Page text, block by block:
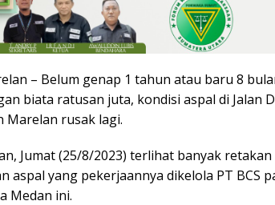
– Belum genap 1 tahun atau baru 8
biata ratusan juta, kondisi aspal di Jalan
Marelan rusak lagi.
Jumat (25/8/2023) terlihat banyak
aspal yang pekerjaannya dikelola PT BCS
Medan ini.